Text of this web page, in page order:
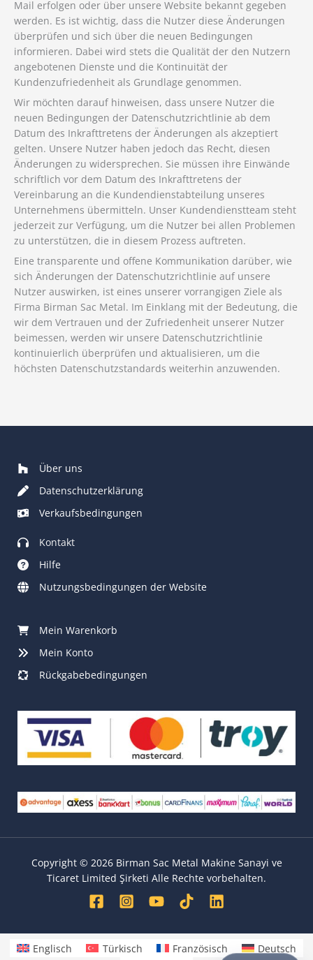
Mail erfolgen oder über unsere Website bekannt gegeben
werden. Es ist wichtig, dass die Nutzer diese Änderungen
überprüfen und sich über die neuen Bedingungen
informieren. Dabei wird stets die Qualität der den Nutzern
angebotenen Dienste und die Kontinuität der
Kundenzufriedenheit als Grundlage genommen.
Wir möchten darauf hinweisen, dass unsere Nutzer die
neuen Bedingungen der Datenschutzrichtlinie ab dem
Datum des Inkrafttretens der Änderungen als akzeptiert
gelten. Unsere Nutzer haben jedoch das Recht, diesen
Änderungen zu widersprechen. Sie müssen ihre Einwände
schriftlich vor dem Datum des Inkrafttretens der
Vereinbarung an die Kundendienstabteilung unseres
Unternehmens übermitteln. Unser Kundendienstteam steht
jederzeit zur Verfügung, um die Nutzer bei allen Problemen
zu unterstützen, die in diesem Prozess auftreten.
Eine transparente und offene Kommunikation darüber, wie
sich Änderungen der Datenschutzrichtlinie auf unsere
Nutzer auswirken, ist eines unserer vorrangigen Ziele als
Firma Birman Sac Metal. Im Einklang mit der Bedeutung, die
wir dem Vertrauen und der Zufriedenheit unserer Nutzer
beimessen, werden wir unsere Datenschutzrichtlinie
kontinuierlich überprüfen und aktualisieren, um die
höchsten Datenschutzstandards weiterhin anzuwenden.
Über uns
Datenschutzerklärung
Verkaufsbedingungen
Kontakt
Hilfe
Nutzungsbedingungen der Website
Mein Warenkorb
Mein Konto
Rückgabebedingungen
Copyright © 2026 Birman Sac Metal Makine Sanayi ve
Ticaret Limited Şirketi Alle Rechte vorbehalten.
Englisch Türkisch Französisch
Deutsch